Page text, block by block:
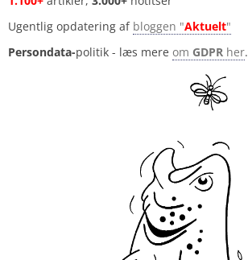
Ugentlig opdatering af bloggen "Aktuelt"
Persondata-politik - læs mere om GDPR her.